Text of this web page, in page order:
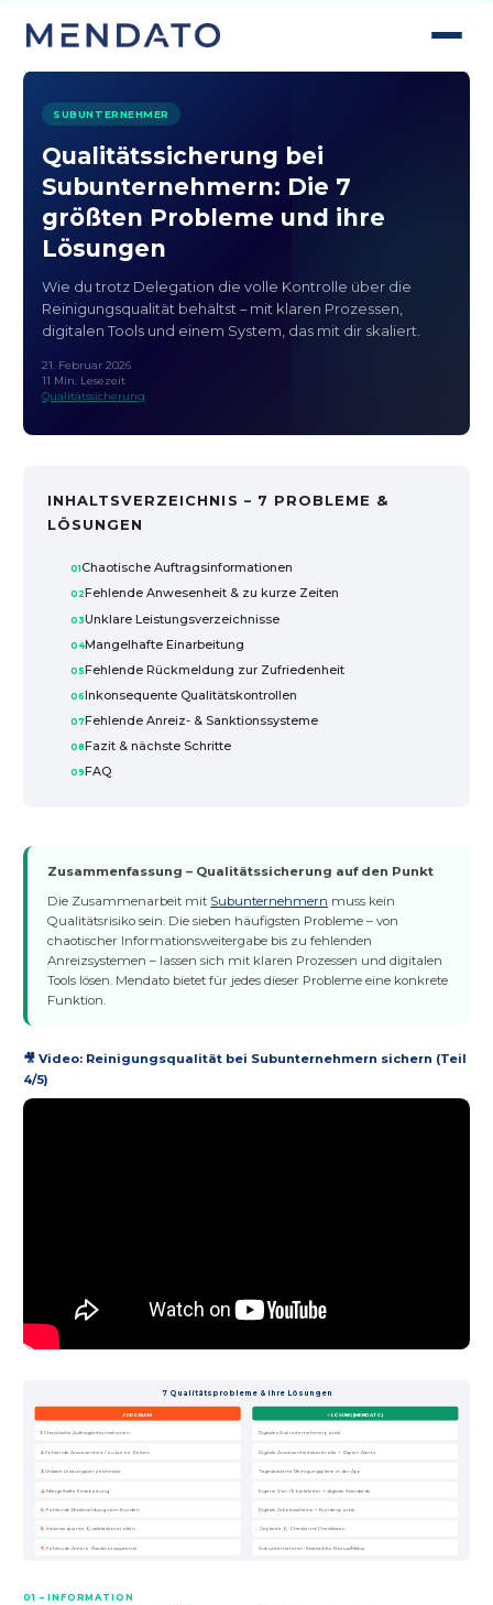
SUBUNTERNEHMER
Qualitätssicherung bei
Subunternehmern: Die 7
größten Probleme und ihre
Lösungen
Wie du trotz Delegation die volle Kontrolle über die
Reinigungsqualität behältst – mit klaren Prozessen,
digitalen Tools und einem System, das mit dir skaliert.
21. Februar 2026
11 Min. Lesezeit
Qualitätssicherung
INHALTSVERZEICHNIS – 7 PROBLEME &
LÖSUNGEN
Chaotische Auftragsinformationen
Fehlende Anwesenheit & zu kurze Zeiten
Unklare Leistungsverzeichnisse
Mangelhafte Einarbeitung
Fehlende Rückmeldung zur Zufriedenheit
Inkonsequente Qualitätskontrollen
Fehlende Anreiz- & Sanktionssysteme
Fazit & nächste Schritte
FAQ
Zusammenfassung – Qualitätssicherung auf den Punkt
Die Zusammenarbeit mit Subunternehmern muss kein
Qualitätsrisiko sein. Die sieben häufigsten Probleme – von
chaotischer Informationsweitergabe bis zu fehlenden
Anreizsystemen – lassen sich mit klaren Prozessen und digitalen
Tools lösen. Mendato bietet für jedes dieser Probleme eine konkrete
Funktion.
🎥 Video: Reinigungsqualität bei Subunternehmern sichern (Teil
4/5)
7 Qualitätsprobleme & ihre Lösungen
✗ PROBLEM ✓ LÖSUNG (MENDATO)
1.Chaotische Auftragsinformationen Digitales Subunternehmerportal
2.Fehlende Anwesenheit / zu kurze Zeiten Digitale Anwesenheitskontrolle + Zapier-Alerts
3.Unklare Leistungsverzeichnisse Tagesbasierte Reinigungspläne in der App
4. Mangelhafte Einarbeitung Eigene Vor-/Objektleiter + digitale Standards
5. Fehlende Rückmeldung vom Kunden Digitale Arbeitsscheine + Kundenportal
6.Inkonsequente Qualitätskontrollen Geplante Q-Checks mit Checklisten
7. Fehlende Anreiz-/Sanktionssysteme Subunternehmer-Statistik für Bonus/Malus
01 – INFORMATION